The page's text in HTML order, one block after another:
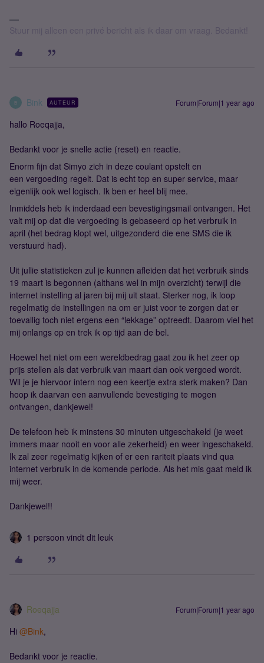
Stuur mij alleen een privé bericht als ik daar om vraag. Bedankt!
B Bink AUTEUR Forum|Forum|1 year ago
hallo Roeqajja,
Bedankt voor je snelle actie (reset) en reactie.
Enorm fijn dat Simyo zich in deze coulant opstelt en
een vergoeding regelt. Dat is echt top en super service, maar
eigenlijk ook wel logisch. Ik ben er heel blij mee.
Inmiddels heb ik inderdaad een bevestigingsmail ontvangen. Het
valt mij op dat die vergoeding is gebaseerd op het verbruik in
april (het bedrag klopt wel, uitgezonderd die ene SMS die ik
verstuurd had).
Uit jullie statistieken zul je kunnen afleiden dat het verbruik sinds
19 maart is begonnen (althans wel in mijn overzicht) terwijl die
internet instelling al jaren bij mij uit staat. Sterker nog, ik loop
regelmatig de instellingen na om er juist voor te zorgen dat er
toevallig toch niet ergens een “lekkage” optreedt. Daarom viel het
mij onlangs op en trek ik op tijd aan de bel.
Hoewel het niet om een wereldbedrag gaat zou ik het zeer op
prijs stellen als dat verbruik van maart dan ook vergoed wordt.
Wil je je hiervoor intern nog een keertje extra sterk maken? Dan
hoop ik daarvan een aanvullende bevestiging te mogen
ontvangen, dankjewel!
De telefoon heb ik minstens 30 minuten uitgeschakeld (je weet
immers maar nooit en voor alle zekerheid) en weer ingeschakeld.
Ik zal zeer regelmatig kijken of er een rariteit plaats vind qua
internet verbruik in de komende periode. Als het mis gaat meld ik
mij weer.
Dankjewel!!
1 persoon vindt dit leuk
Roeqajja Forum|Forum|1 year ago
Hi ​ @Bink,
Bedankt voor je reactie.